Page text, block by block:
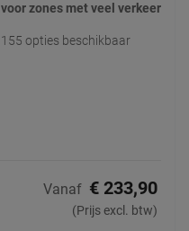
voor zones met veel verkeer
155 opties beschikbaar
Vanaf € 233,90
(Prijs excl. btw)